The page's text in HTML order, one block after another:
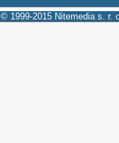
© 1999-2015 Nitemedia s. r.